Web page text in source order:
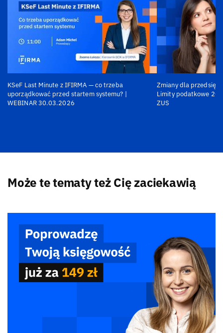
KSeF Last Minute z IFIRMA — co trzeba
uporządkować przed startem systemu? |
WEBINAR 30.03.2026
Zmiany dla
Limity podatkowe
ZUS
Może te tematy też Cię zaciekawią